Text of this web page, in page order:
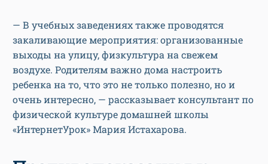
— В учебных заведениях также проводятся
закаливающие мероприятия: организованные
выходы на улицу, физкультура на свежем
воздухе. Родителям важно дома настроить
ребенка на то, что это не только полезно, но и
очень интересно, — рассказывает консультант по
физической культуре домашней школы
«ИнтернетУрок» Мария Истахарова.